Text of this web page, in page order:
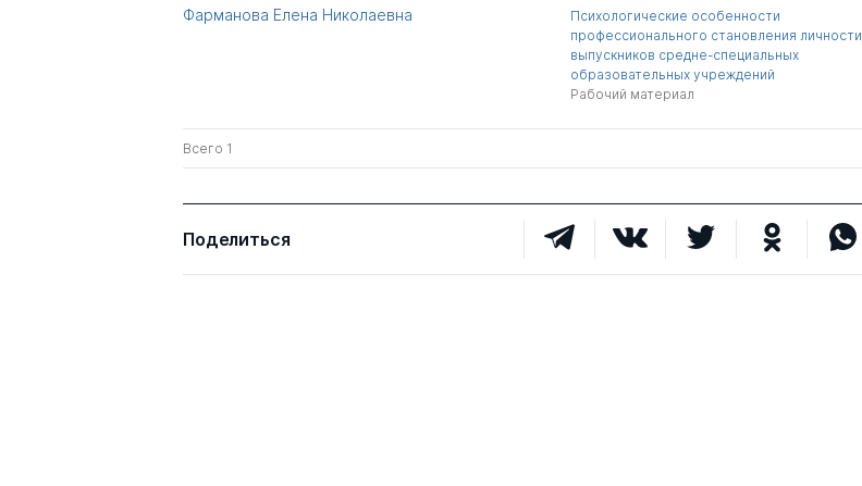
Фарманова Елена Николаевна
Психологические особенности
профессионального становления личности
выпускников средне-специальных
образовательных учреждений
Рабочий материал
Всего 1
Поделиться